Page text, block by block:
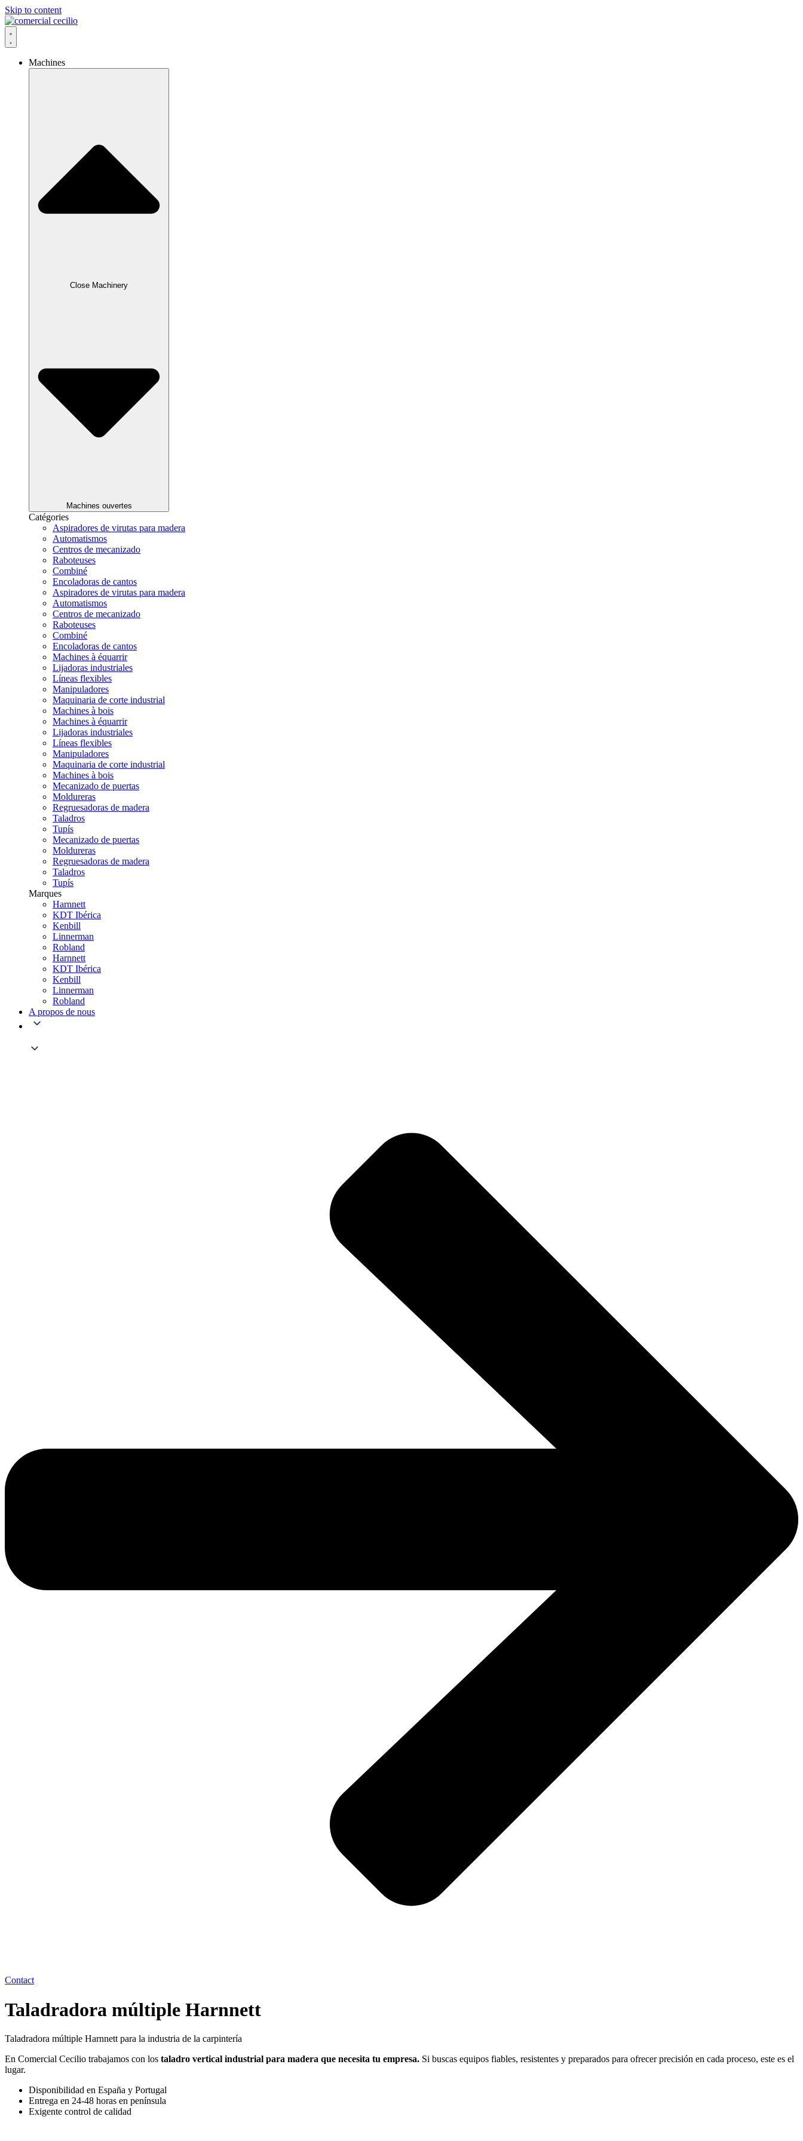
Skip to content
Machines
Close Machinery
Machines ouvertes
Catégories
Aspiradores de virutas para madera
Automatismos
Centros de mecanizado
Raboteuses
Combiné
Encoladoras de cantos
Aspiradores de virutas para madera
Automatismos
Centros de mecanizado
Raboteuses
Combiné
Encoladoras de cantos
Machines à équarrir
Lijadoras industriales
Líneas flexibles
Manipuladores
Maquinaria de corte industrial
Machines à bois
Machines à équarrir
Lijadoras industriales
Líneas flexibles
Manipuladores
Maquinaria de corte industrial
Machines à bois
Mecanizado de puertas
Moldureras
Regruesadoras de madera
Taladros
Tupís
Mecanizado de puertas
Moldureras
Regruesadoras de madera
Taladros
Tupís
Marques
Harnnett
KDT Ibérica
Kenbill
Linnerman
Robland
Harnnett
KDT Ibérica
Kenbill
Linnerman
Robland
A propos de nous
Contact
Taladradora múltiple Harnnett
Taladradora múltiple Harnnett para la industria de la carpintería
En Comercial Cecilio trabajamos con los taladro vertical industrial para madera que necesita tu empresa. Si buscas equipos fiables, resistentes y preparados para ofrecer precisión en cada proceso, este es el
lugar.
Disponibilidad en España y Portugal
Entrega en 24-48 horas en península
Exigente control de calidad